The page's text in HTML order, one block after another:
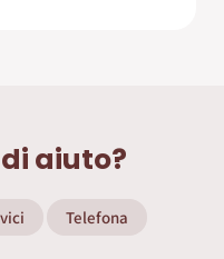
aiuto?
Telefona